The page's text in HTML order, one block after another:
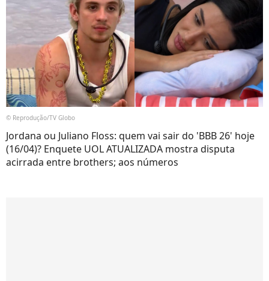
© Reprodução/TV Globo
Jordana ou Juliano Floss: quem vai sair do 'BBB 26' hoje
(16/04)? Enquete UOL ATUALIZADA mostra disputa
acirrada entre brothers; aos números